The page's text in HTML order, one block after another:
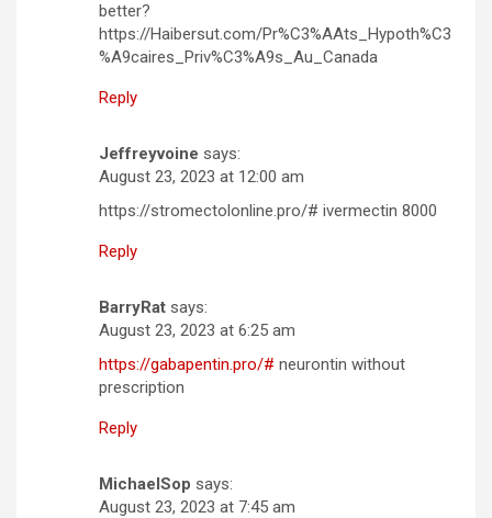
better?
https://Haibersut.com/Pr%C3%AAts_Hypoth%C3
%A9caires_Priv%C3%A9s_Au_Canada
Reply
Jeffreyvoine says:
August 23, 2023 at 12:00 am
https://stromectolonline.pro/# ivermectin 8000
Reply
BarryRat says:
August 23, 2023 at 6:25 am
https://gabapentin.pro/# neurontin without
prescription
Reply
MichaelSop says:
August 23, 2023 at 7:45 am